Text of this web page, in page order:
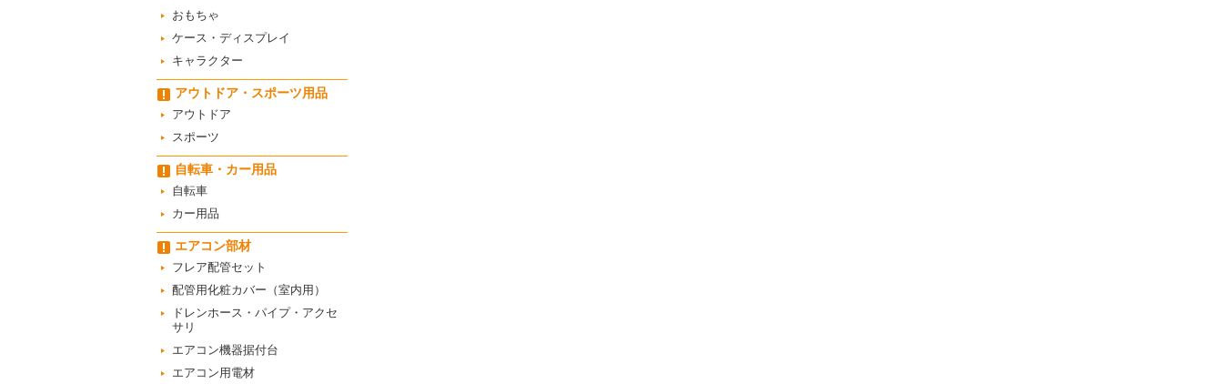
おもちゃ
ケース・ディスプレイ
キャラクター
アウトドア・スポーツ用品
アウトドア
スポーツ
自転車・カー用品
自転車
カー用品
エアコン部材
フレア配管セット
配管用化粧カバー（室内用）
ドレンホース・パイプ・アクセ
サリ
エアコン機器据付台
エアコン用電材